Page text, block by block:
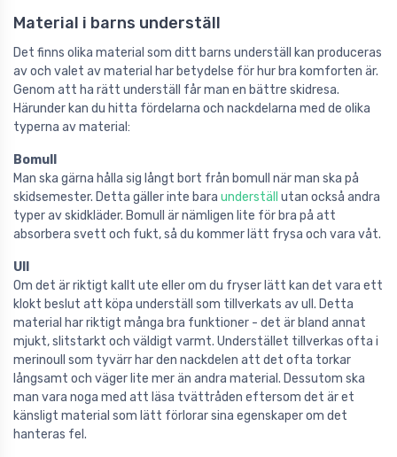
Material i barns underställ
Det finns olika material som ditt barns underställ kan produceras
av och valet av material har betydelse för hur bra komforten är.
Genom att ha rätt underställ får man en bättre skidresa.
Härunder kan du hitta fördelarna och nackdelarna med de olika
typerna av material:
Bomull
Man ska gärna hålla sig långt bort från bomull när man ska på
skidsemester. Detta gäller inte bara underställ utan också andra
typer av skidkläder. Bomull är nämligen lite för bra på att
absorbera svett och fukt, så du kommer lätt frysa och vara våt.
Ull
Om det är riktigt kallt ute eller om du fryser lätt kan det vara ett
klokt beslut att köpa underställ som tillverkats av ull. Detta
material har riktigt många bra funktioner - det är bland annat
mjukt, slitstarkt och väldigt varmt. Understället tillverkas ofta i
merinoull som tyvärr har den nackdelen att det ofta torkar
långsamt och väger lite mer än andra material. Dessutom ska
man vara noga med att läsa tvättråden eftersom det är et
känsligt material som lätt förlorar sina egenskaper om det
hanteras fel.